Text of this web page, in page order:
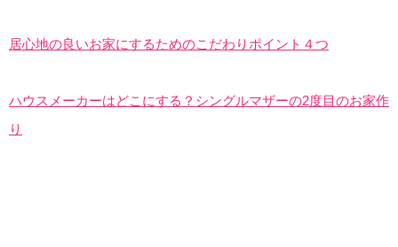
居心地の良いお家にするためのこだわりポイント４つ
ハウスメーカーはどこにする？シングルマザーの2度目のお家作
り